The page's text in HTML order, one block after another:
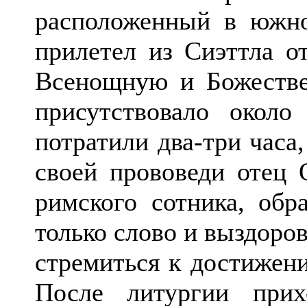
расположенный в
прилетел из Сиэттла
Всенощную и
присутствовало
потратили два-три
своей прововеди
римского сотника,
только слово и
стремиться к
После литургии